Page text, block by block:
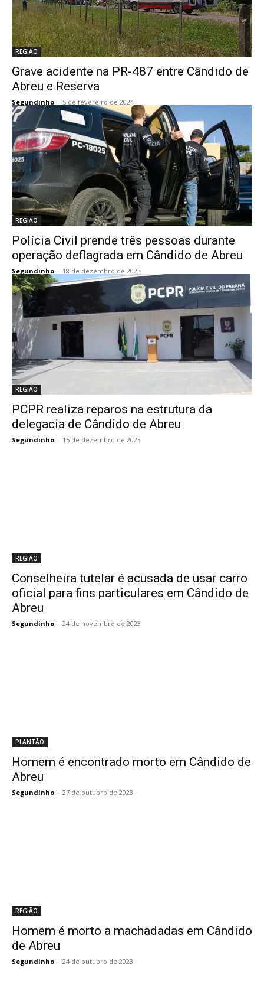
REGIÃO
Grave acidente na PR-487 entre Cândido de
Abreu e Reserva
Segundinho - 5 de fevereiro de 2024
REGIÃO
Polícia Civil prende três pessoas durante
operação deflagrada em Cândido de Abreu
Segundinho - 18 de dezembro de 2023
REGIÃO
PCPR realiza reparos na estrutura da
delegacia de Cândido de Abreu
Segundinho - 15 de dezembro de 2023
REGIÃO
Conselheira tutelar é acusada de usar carro
oficial para fins particulares em Cândido de
Abreu
Segundinho - 24 de novembro de 2023
PLANTÃO
Homem é encontrado morto em Cândido de
Abreu
Segundinho - 27 de outubro de 2023
REGIÃO
Homem é morto a machadadas em Cândido
de Abreu
Segundinho - 24 de outubro de 2023